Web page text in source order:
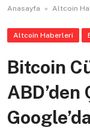
Anasayfa » Altcoin
Altcoin Haberleri
Bitcoin